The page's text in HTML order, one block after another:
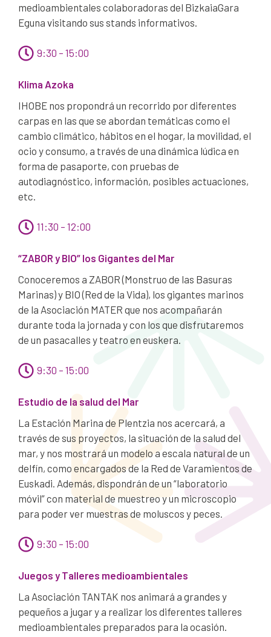
medioambientales colaboradoras del BizkaiaGara
Eguna visitando sus stands informativos.
9:30 – 15:00
Klima Azoka
IHOBE nos propondrá un recorrido por diferentes
carpas en las que se abordan temáticas como el
cambio climático, hábitos en el hogar, la movilidad, el
ocio y consumo, a través de una dinámica lúdica en
forma de pasaporte, con pruebas de
autodiagnóstico, información, posibles actuaciones,
etc.
11:30 – 12:00
“ZABOR y BIO” los Gigantes del Mar
Conoceremos a ZABOR (Monstruo de las Basuras
Marinas) y BIO (Red de la Vida), los gigantes marinos
de la Asociación MATER que nos acompañarán
durante toda la jornada y con los que disfrutaremos
de un pasacalles y teatro en euskera.
9:30 – 15:00
Estudio de la salud del Mar
La Estación Marina de Plentzia nos acercará, a
través de sus proyectos, la situación de la salud del
mar, y nos mostrará un modelo a escala natural de un
delfín, como encargados de la Red de Varamientos de
Euskadi. Además, dispondrán de un “laboratorio
móvil” con material de muestreo y un microscopio
para poder ver muestras de moluscos y peces.
9:30 – 15:00
Juegos y Talleres medioambientales
La Asociación TANTAK nos animará a grandes y
pequeños a jugar y a realizar los diferentes talleres
medioambientales preparados para la ocasión.